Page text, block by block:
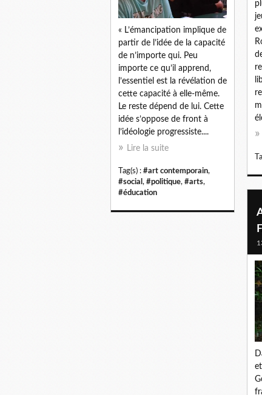
« L’émancipation implique de
partir de l’idée de la capacité
de n’importe qui. Peu
importe ce qu’il apprend,
l’essentiel est la révélation de
cette capacité à elle-même.
Le reste dépend de lui. Cette
idée s’oppose de front à
l’idéologie progressiste....
Lire la suite
Tag(s) : #art contemporain,
#social , #politique, #arts,
#éducation